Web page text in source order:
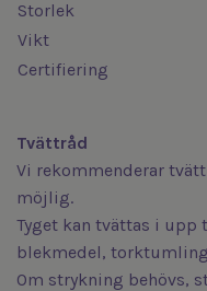
Storlek
Vikt
Certifiering
Tvättråd
Vi rekommenderar
möjlig.
Tyget kan tvättas i upp
blekmedel,
Om strykning behövs,